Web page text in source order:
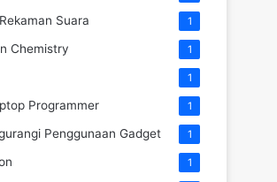
Suara 1
Chemistry 1
1
Programmer 1
Penggunaan Gadget 1
1